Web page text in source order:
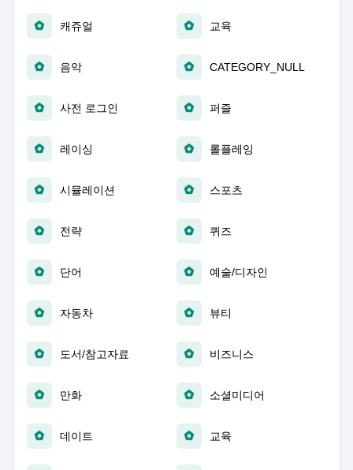
캐쥬얼 교육
음악 CATEGORY_NULL
사전 로그인 퍼즐
레이싱 롤플레잉
시뮬레이션 스포츠
전략 퀴즈
단어 예술/디자인
자동차 뷰티
도서/참고자료 비즈니스
만화 소셜미디어
데이트 교육